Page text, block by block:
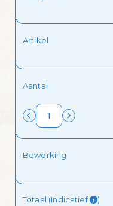
Artikel
Aantal
Bewerking
Totaal (Indicatief )
Zin in
Schrijf je in voor
aanbiedingen van